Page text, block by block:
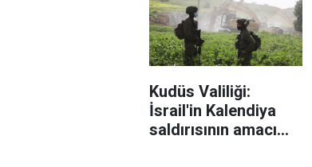
Kudüs Valiliği:
İsrail'in Kalendiya
saldırısının amacı